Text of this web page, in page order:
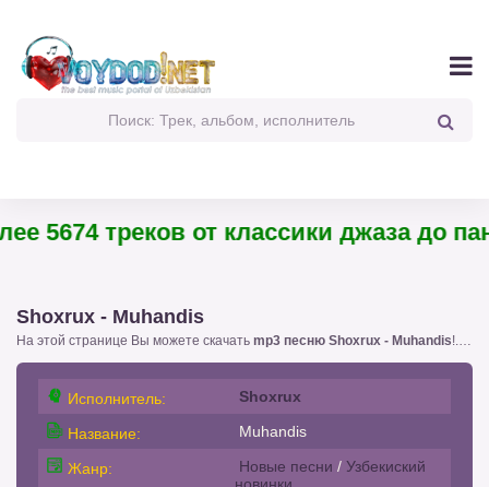
треков от классики джаза до панк-
Shoxrux - Muhandis
На этой странице Вы можете скачать mp3 песню Shoxrux - Muhandis!. с размером 6,82 бесплатно или слушать
Исполнитель: Shoxrux
Название: Muhandis
Жанр: Новые песни / Узбекиский
новинки